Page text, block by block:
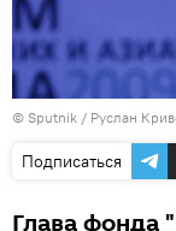
© Sputnik / Руслан
Подписаться
Глава фонда